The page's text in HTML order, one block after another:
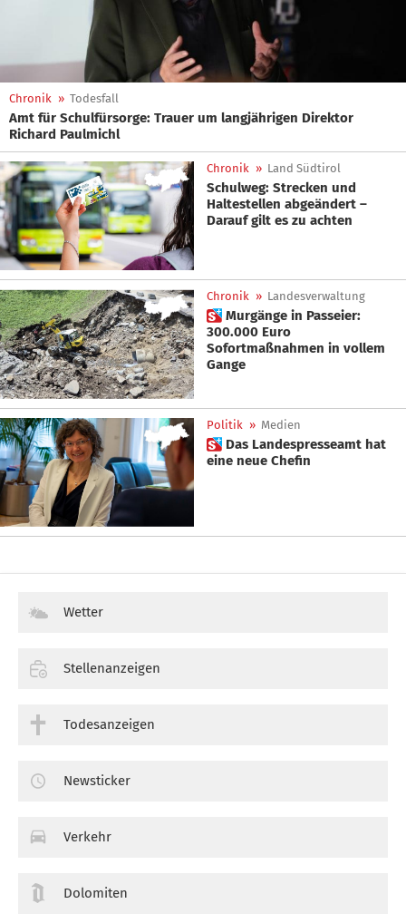
Chronik » Todesfall
Amt für Schulfürsorge: Trauer um langjährigen Direktor
Richard Paulmichl
Chronik » Land Südtirol
Schulweg: Strecken und
Haltestellen abgeändert –
Darauf gilt es zu achten
Chronik » Landesverwaltung
 Murgänge in Passeier:
300.000 Euro
Sofortmaßnahmen in vollem
Gange
Politik » Medien
 Das Landespresseamt hat
eine neue Chefin
Wetter
Stellenanzeigen
Todesanzeigen
Newsticker
Verkehr
Dolomiten